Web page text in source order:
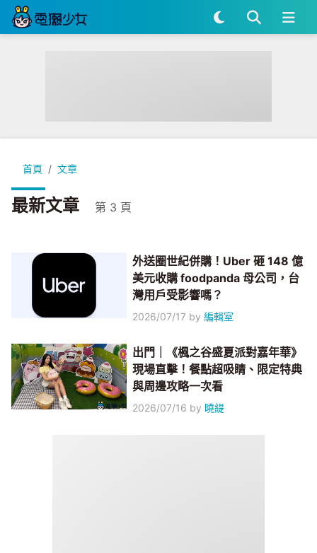
首頁 文章
最新文章 第 3 頁
外送圈世紀併購！Uber 砸 148 億
美元收購 foodpanda 母公司，台
灣用戶受影響嗎？
2026/07/17 by編輯室
出門｜《楓之谷盛夏派對嘉年華》
現場直擊！餐點超吸睛、限定特典
與周邊攻略一次看
2026/07/16 by 曉緹